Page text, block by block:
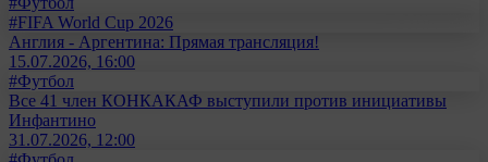
#FIFA World Cup 2026
Англия - Аргентина: Прямая трансляция!
15.07.2026, 16:00
#Футбол
Все 41 член КОНКАКАФ выступили против инициативы
Инфантино
31.07.2026, 12:00